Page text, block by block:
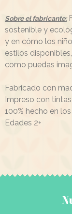
Sobre el fabricante:
sostenible y
y en cómo los
estilos
como puedas
Fabricado con
Impreso con
100% hecho en los
Edades 2+